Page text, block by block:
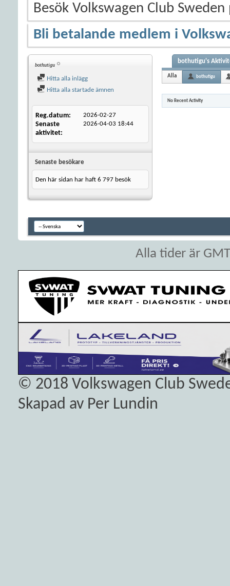
Besök Volkswagen Club
Bli betalande medlem i
bothutigu
Hitta alla inlägg
Hitta alla startade ämnen
Reg.datum 2026-02-27
Senaste
aktivitet
2026-04-03 18:44
Senaste besökare
Den här sidan har haft 6 797 besök
bothutigu's
Alla bothutigu
No Recent Activity
Alla tider är
© 2018 Volkswagen Club
Skapad av Per Lundin